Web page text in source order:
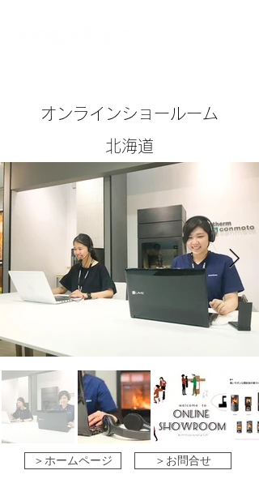
オンラインショールーム
北海道
＞ホームページ ＞お問合せ